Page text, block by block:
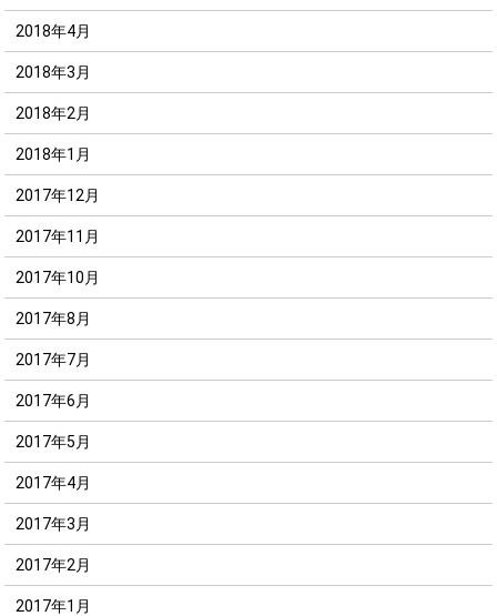
2018年4月
2018年3月
2018年2月
2018年1月
2017年12月
2017年11月
2017年10月
2017年8月
2017年7月
2017年6月
2017年5月
2017年4月
2017年3月
2017年2月
2017年1月